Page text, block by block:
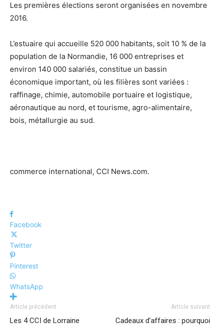
Les premières élections seront organisées en novembre
2016.
L’estuaire qui accueille 520 000 habitants, soit 10 % de la
population de la Normandie, 16 000 entreprises et
environ 140 000 salariés, constitue un bassin
économique important, où les filières sont variées :
raffinage, chimie, automobile portuaire et logistique,
aéronautique au nord, et tourisme, agro-alimentaire,
bois, métallurgie au sud.
commerce international, CCI News.com.
Facebook
Twitter
Pinterest
WhatsApp
Article précédent
Les 4 CCI de Lorraine
Article suivant
Cadeaux d’affaires : pourquoi